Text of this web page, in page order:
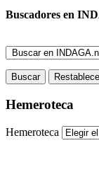
Buscadores en
Hemeroteca
Hemeroteca